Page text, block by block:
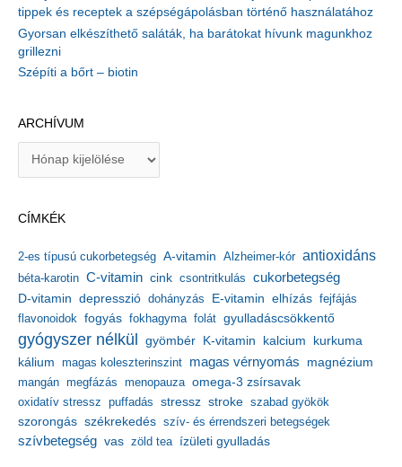
tippek és receptek a szépségápolásban történő használatához
Gyorsan elkészíthető saláták, ha barátokat hívunk magunkhoz
grillezni
Szépíti a bőrt – biotin
ARCHÍVUM
í
u
m
CÍMKÉK
2-es típusú cukorbetegség A-vitamin Alzheimer-kór antioxidáns
béta-karotin C-vitamin cink csontritkulás cukorbetegség
D-vitamin depresszió dohányzás E-vitamin elhízás fejfájás
flavonoidok fogyás fokhagyma folát gyulladáscsökkentő
gyógyszer nélkül gyömbér K-vitamin kalcium kurkuma
kálium magas koleszterinszint magas vérnyomás magnézium
mangán megfázás menopauza omega-3 zsírsavak
oxidatív stressz puffadás stressz stroke szabad gyökök
szorongás székrekedés szív- és érrendszeri betegségek
szívbetegség vas zöld tea ízületi gyulladás